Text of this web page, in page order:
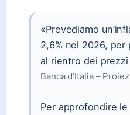
«Prevediamo
2,6% nel 2026,
al rientro dei
Banca d’Italia –
Per approfondire